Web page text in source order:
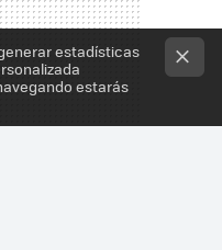
estadísticas
estarás